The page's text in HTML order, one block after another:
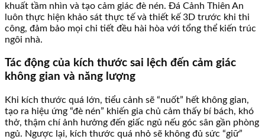
khuất tầm nhìn và tạo cảm giác đè nén. Đá Cảnh Thiên An
luôn thực hiện khảo sát thực tế và thiết kế 3D trước khi thi
công, đảm bảo mọi chi tiết đều hài hòa với tổng thể kiến trúc
ngôi nhà.
Tác động của kích thước sai lệch đến cảm giác
không gian và năng lượng
Khi kích thước quá lớn, tiểu cảnh sẽ “nuốt” hết không gian,
tạo ra hiệu ứng “đè nén” khiến gia chủ cảm thấy bí bách, khó
thở, thậm chí ảnh hưởng đến giấc ngủ nếu góc sân gần phòng
ngủ. Ngược lại, kích thước quá nhỏ sẽ không đủ sức “giữ”